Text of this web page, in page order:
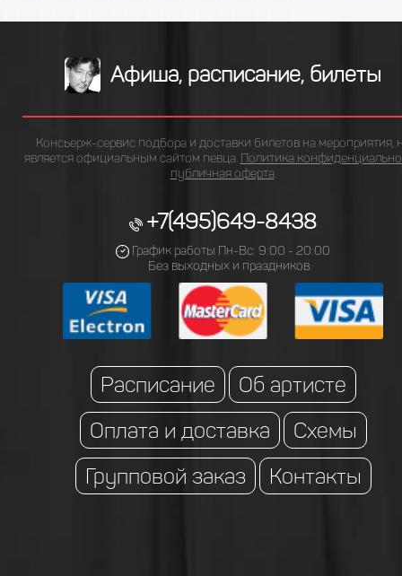
Афиша, расписание, билеты
Консьерж-сервис подбора и доставки билетов на мероприятия,
является официальным сайтом певца. Политика
публичная оферта.
+7(495)649-8438
График работы Пн-Вс: 9:00 - 20:00
Без выходных и праздников.
Расписание
Об артисте
Оплата и доставка
Схемы
Групповой заказ
Контакты